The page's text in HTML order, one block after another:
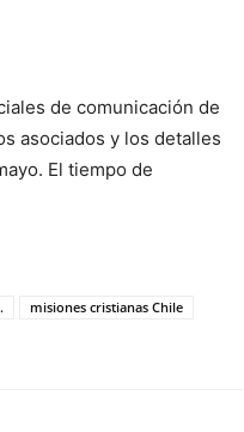
de comunicación de
asociados y los detalles
El tiempo de
misiones cristianas Chile